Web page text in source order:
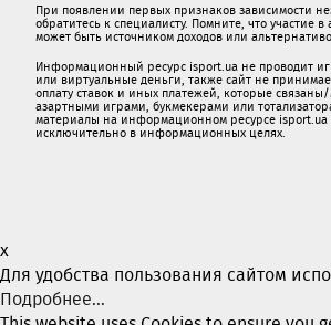
При появлении первых признаков зависимости
обратитесь к специалисту. Помните, что участие
может быть источником доходов или
Информационный ресурс isport.ua не проводит
или виртуальные деньги, также сайт не
oплaту ставок и иных платежей, которые
азартными игрaми, букмекерами или
материалы на информационном ресурсе isport.ua
исключительно в информационных целях.
x
Для удобства пользования сайтом
Подробнее...